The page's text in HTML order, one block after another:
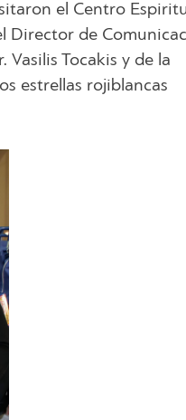
el Centro
Director de
Vasilis Tocakis y de la
estrellas rojiblancas